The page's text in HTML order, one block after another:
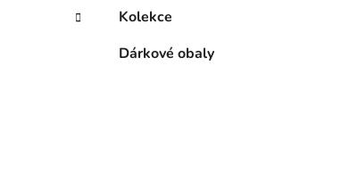
Kolekce
Dárkové obaly